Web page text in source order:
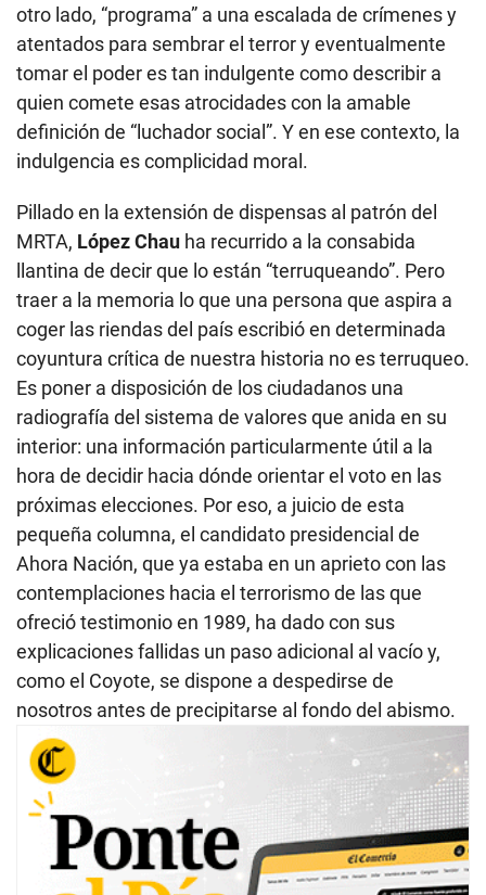
otro lado, “programa” a una escalada de crímenes y
atentados para sembrar el terror y eventualmente
tomar el poder es tan indulgente como describir a
quien comete esas atrocidades con la amable
definición de “luchador social”. Y en ese contexto, la
indulgencia es complicidad moral.
Pillado en la extensión de dispensas al patrón del
MRTA, López Chau ha recurrido a la consabida
llantina de decir que lo están “terruqueando”. Pero
traer a la memoria lo que una persona que aspira a
coger las riendas del país escribió en determinada
coyuntura crítica de nuestra historia no es terruqueo.
Es poner a disposición de los ciudadanos una
radiografía del sistema de valores que anida en su
interior: una información particularmente útil a la
hora de decidir hacia dónde orientar el voto en las
próximas elecciones. Por eso, a juicio de esta
pequeña columna, el candidato presidencial de
Ahora Nación, que ya estaba en un aprieto con las
contemplaciones hacia el terrorismo de las que
ofreció testimonio en 1989, ha dado con sus
explicaciones fallidas un paso adicional al vacío y,
como el Coyote, se dispone a despedirse de
nosotros antes de precipitarse al fondo del abismo.